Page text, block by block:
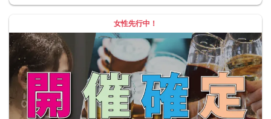
女性先行中！